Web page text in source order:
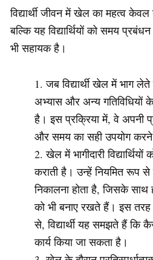
विद्यार्थी जीवन में खेल का महत्व केवल
बल्कि यह विद्यार्थियों को समय
भी सहायक है।
जब विद्यार्थी खेल में भाग
अभ्यास और अन्य गतिविधियों
है। इस प्रक्रिया में, वे अपनी
और समय का सही उपयोग
खेल में भागीदारी
कराती है। उन्हें नियमित रूप
निकालना होता है, जिसके साथ
को भी बनाए रखते हैं। इस
से, विद्यार्थी यह समझते हैं
कार्य किया जा सकता है।